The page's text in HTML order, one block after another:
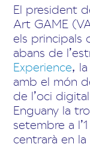
El president
Art GAME
els principals
abans de
Experience,
amb el món
de l’oci
Enguany la
setembre a
centrarà en